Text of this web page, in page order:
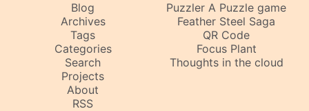
Blog
Archives
Tags
Categories
Search
Projects
About
RSS
Puzzler A Puzzle game
Feather Steel Saga
QR Code
Focus Plant
Thoughts in the cloud